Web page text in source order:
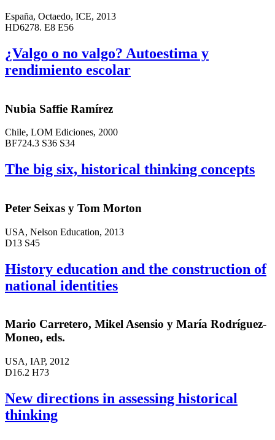
España, Octaedo, ICE, 2013
HD6278. E8 E56
¿Valgo o no valgo? Autoestima y
rendimiento escolar
Nubia Saffie Ramírez
Chile, LOM Ediciones, 2000
BF724.3 S36 S34
The big six, historical thinking concepts
Peter Seixas y Tom Morton
USA, Nelson Education, 2013
D13 S45
History education and the construction of
national identities
Mario Carretero, Mikel Asensio y María Rodríguez-
Moneo, eds.
USA, IAP, 2012
D16.2 H73
New directions in assessing historical
thinking